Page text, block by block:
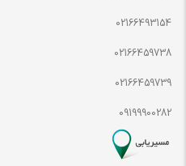
02166493154
02166459738
02166459739
09199900282